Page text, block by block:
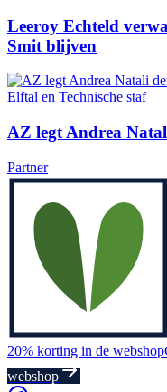
Leeroy Echteld
Smit blijven
Elftal en Technische staf
AZ legt Andrea
Partner
20% korting in de webshop
webshop